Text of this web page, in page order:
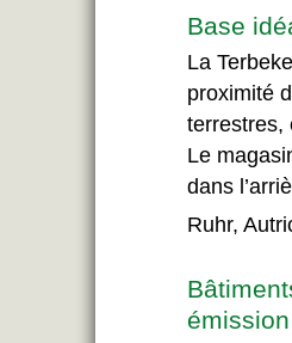
Base
La
proximité
terrestres,
Le
dans
Ruhr,